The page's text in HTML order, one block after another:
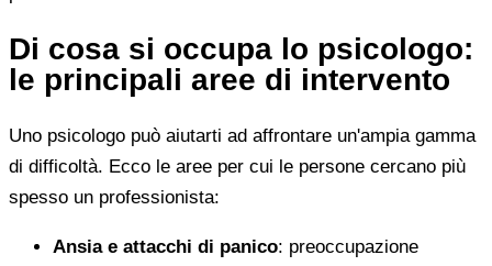
Di cosa si occupa lo psicologo:
le principali aree di intervento
Uno psicologo può aiutarti ad affrontare un'ampia gamma
di difficoltà. Ecco le aree per cui le persone cercano più
spesso un professionista:
Ansia e attacchi di panico: preoccupazione